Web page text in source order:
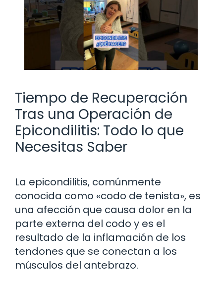
Tiempo de Recuperación
Tras una Operación de
Epicondilitis: Todo lo que
Necesitas Saber
La epicondilitis, comúnmente
conocida como «codo de tenista», es
una afección que causa dolor en la
parte externa del codo y es el
resultado de la inflamación de los
tendones que se conectan a los
músculos del antebrazo.